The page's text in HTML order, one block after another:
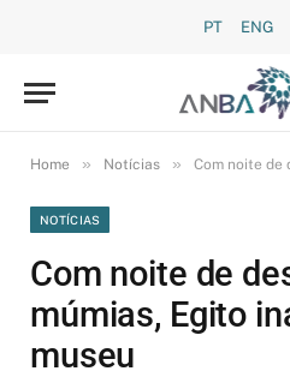
PT ENG
Home » Notícias » Com noite de
NOTÍCIAS
Com noite de
múmias, Egito
museu